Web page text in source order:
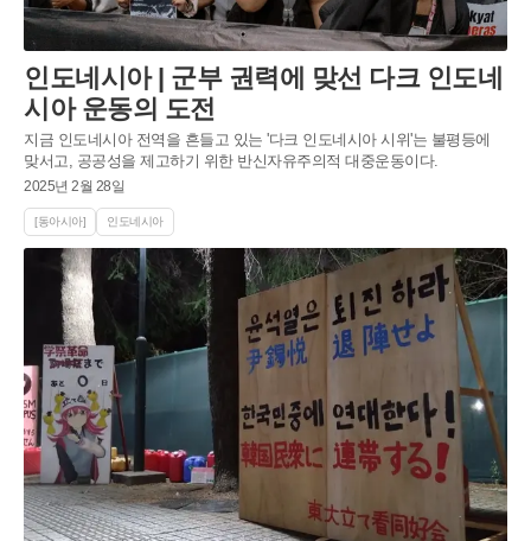
인도네시아 | 군부 권력에 맞선 다크 인도네
시아 운동의 도전
지금 인도네시아 전역을 흔들고 있는 '다크 인도네시아 시위'는 불평등에
맞서고, 공공성을 제고하기 위한 반신자유주의적 대중운동이다.
2025년 2월 28일
[동아시아] 인도네시아